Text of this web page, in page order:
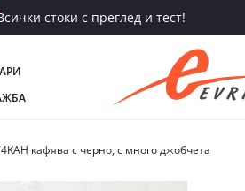
стоки с преглед и тест!
кафява с черно, с много джобчета